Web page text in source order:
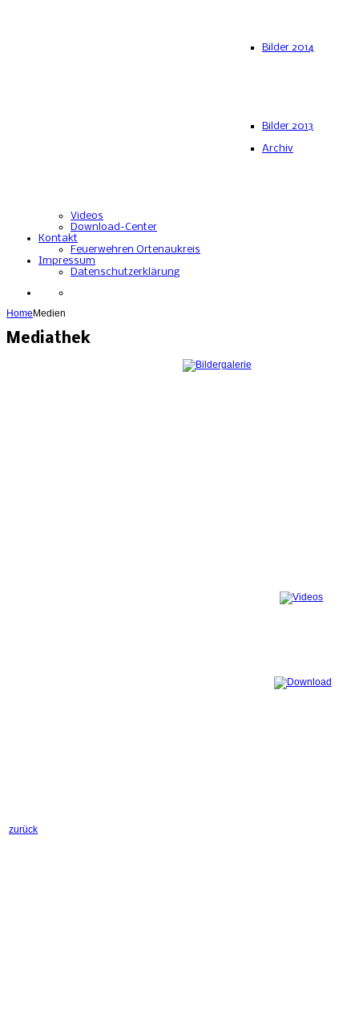
Bilder 2014
Bilder 2013
Archiv
Videos
Download-Center
Kontakt
Feuerwehren Ortenaukreis
Impressum
Datenschutzerklärung
Home Medien
Mediathek
zurück